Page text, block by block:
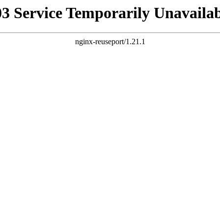
Service Temporarily
nginx-reuseport/1.21.1